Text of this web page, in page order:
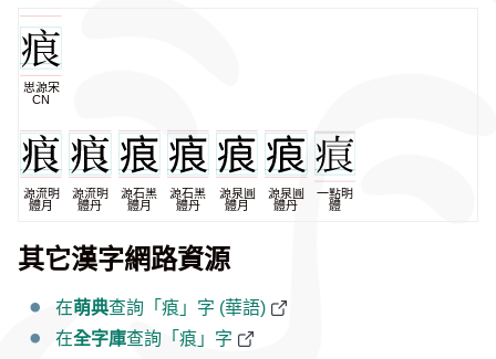
思源宋
CN
源流明
體月
源流明
體丹
源石黑
體月
源石黑
體丹
源泉圓
體月
源泉圓
體丹
一點明
體
其它漢字網路資源
在萌典查詢「㾗」字 (華語)
在全字庫查詢「㾗」字